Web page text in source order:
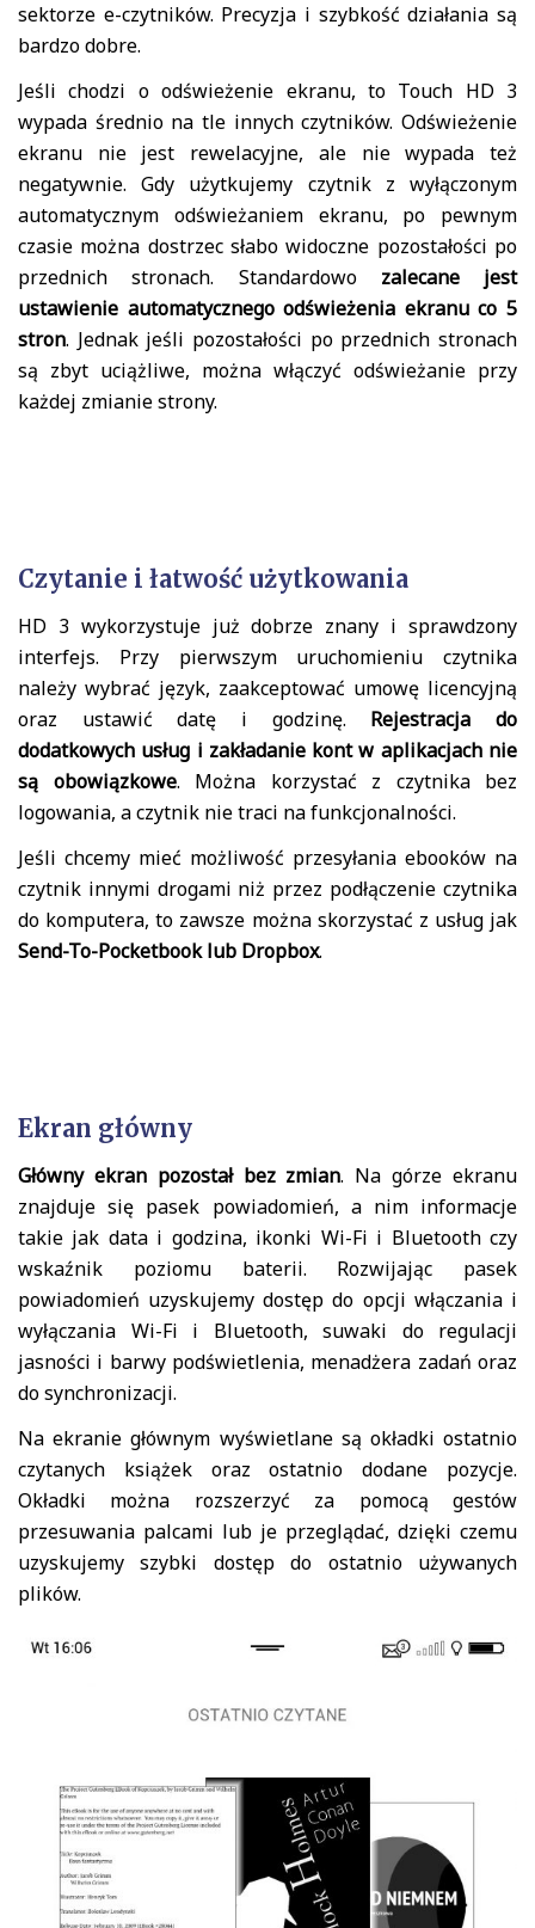
sektorze e-czytników. Precyzja i szybkość działania są
bardzo dobre.
Jeśli chodzi o odświeżenie ekranu, to Touch HD 3
wypada średnio na tle innych czytników. Odświeżenie
ekranu nie jest rewelacyjne, ale nie wypada też
negatywnie. Gdy użytkujemy czytnik z wyłączonym
automatycznym odświeżaniem ekranu, po pewnym
czasie można dostrzec słabo widoczne pozostałości po
przednich stronach. Standardowo zalecane jest
ustawienie automatycznego odświeżenia ekranu co 5
stron. Jednak jeśli pozostałości po przednich stronach
są zbyt uciążliwe, można włączyć odświeżanie przy
każdej zmianie strony.
Czytanie i łatwość użytkowania
HD 3 wykorzystuje już dobrze znany i sprawdzony
interfejs. Przy pierwszym uruchomieniu czytnika
należy wybrać język, zaakceptować umowę licencyjną
oraz ustawić datę i godzinę. Rejestracja do
dodatkowych usług i zakładanie kont w aplikacjach nie
są obowiązkowe. Można korzystać z czytnika bez
logowania, a czytnik nie traci na funkcjonalności.
Jeśli chcemy mieć możliwość przesyłania ebooków na
czytnik innymi drogami niż przez podłączenie czytnika
do komputera, to zawsze można skorzystać z usług jak
Send-To-Pocketbook lub Dropbox.
Ekran główny
Główny ekran pozostał bez zmian. Na górze ekranu
znajduje się pasek powiadomień, a nim informacje
takie jak data i godzina, ikonki Wi-Fi i Bluetooth czy
wskaźnik poziomu baterii. Rozwijając pasek
powiadomień uzyskujemy dostęp do opcji włączania i
wyłączania Wi-Fi i Bluetooth, suwaki do regulacji
jasności i barwy podświetlenia, menadżera zadań oraz
do synchronizacji.
Na ekranie głównym wyświetlane są okładki ostatnio
czytanych książek oraz ostatnio dodane pozycje.
Okładki można rozszerzyć za pomocą gestów
przesuwania palcami lub je przeglądać, dzięki czemu
uzyskujemy szybki dostęp do ostatnio używanych
plików.